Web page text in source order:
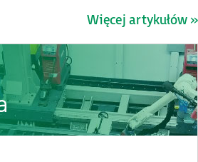
Więcej artykułów »